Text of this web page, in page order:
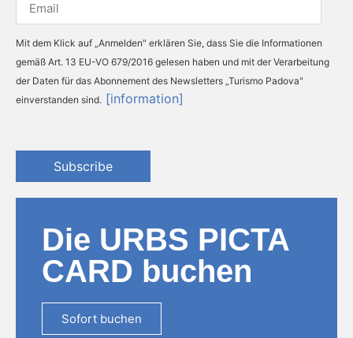
Mit dem Klick auf „Anmelden" erklären Sie, dass Sie die Informationen
gemäß Art. 13 EU-VO 679/2016 gelesen haben und mit der Verarbeitung
der Daten für das Abonnement des Newsletters „Turismo Padova"
einverstanden sind. [information]
Subscribe
Die URBS PICTA
CARD buchen
Sofort buchen